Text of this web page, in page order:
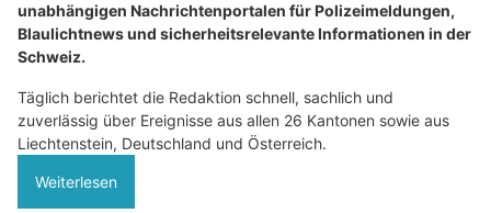
unabhängigen Nachrichtenportalen für Polizeimeldungen,
Blaulichtnews und sicherheitsrelevante Informationen in der
Schweiz.
Täglich berichtet die Redaktion schnell, sachlich und
zuverlässig über Ereignisse aus allen 26 Kantonen sowie aus
Liechtenstein, Deutschland und Österreich.
Weiterlesen